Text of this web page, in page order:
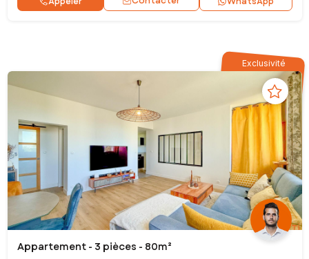
Exclusivité
Appartement - 3 pièces - 80m²